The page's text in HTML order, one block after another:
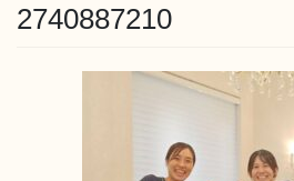
2740887210